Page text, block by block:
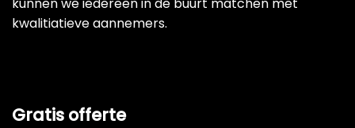
kunnen we iedereen in de buurt matchen met
kwalitiatieve aannemers.
Gratis offerte